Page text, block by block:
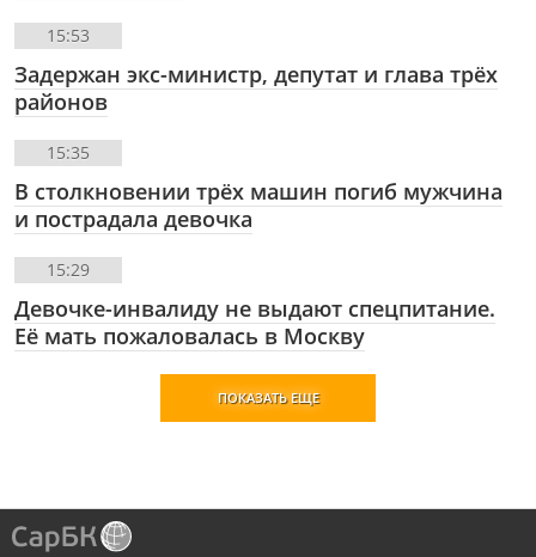
15:53
Задержан экс-министр, депутат и глава трёх
районов
15:35
В столкновении трёх машин погиб мужчина
и пострадала девочка
15:29
Девочке-инвалиду не выдают спецпитание.
Её мать пожаловалась в Москву
ПОКАЗАТЬ ЕЩЕ